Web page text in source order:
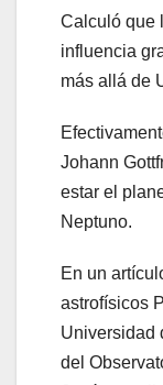
Calculó que
influencia
más allá de
Johann
estar el
Neptuno.
En un
astrofísicos
Universidad
del